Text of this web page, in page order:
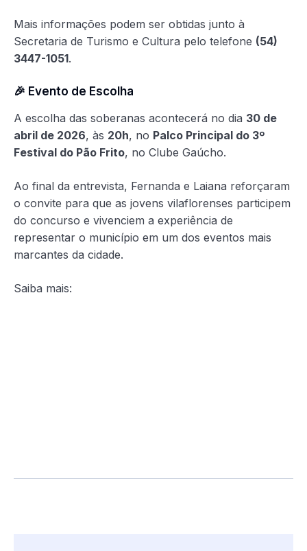
Mais informações podem ser obtidas junto à
Secretaria de Turismo e Cultura pelo telefone (54)
3447-1051.
🎉 Evento de Escolha
A escolha das soberanas acontecerá no dia 30 de
abril de 2026, às 20h, no Palco Principal do 3º
Festival do Pão Frito, no Clube Gaúcho.
Ao final da entrevista, Fernanda e Laiana reforçaram
o convite para que as jovens vilaflorenses participem
do concurso e vivenciem a experiência de
representar o município em um dos eventos mais
marcantes da cidade.
Saiba mais: